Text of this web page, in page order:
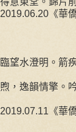
《華
望水澄明。箭
，逸韻情擎。
《華